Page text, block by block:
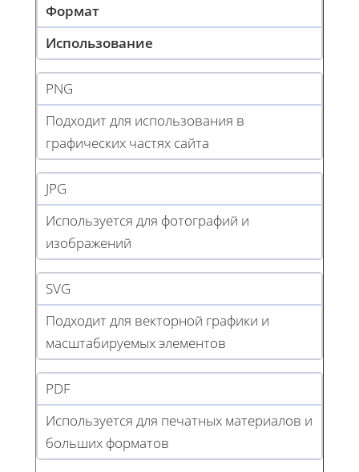
Формат
Использование
PNG
Подходит для использования в
графических частях сайта
JPG
Используется для фотографий и
изображений
SVG
Подходит для векторной графики и
масштабируемых элементов
PDF
Используется для печатных материалов и
больших форматов